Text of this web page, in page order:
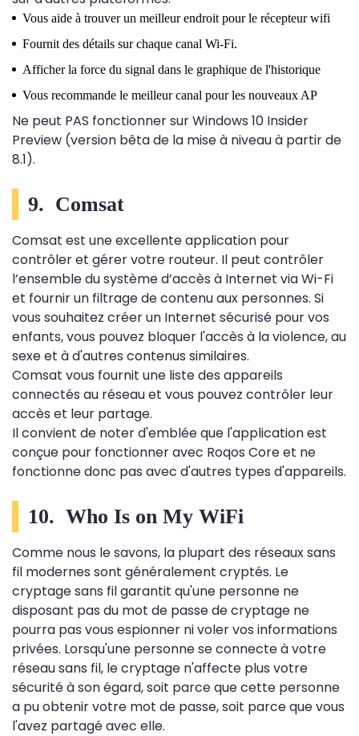
Vous aide à trouver un meilleur endroit pour le récepteur wifi
Fournit des détails sur chaque canal Wi-Fi.
Afficher la force du signal dans le graphique de l'historique
Vous recommande le meilleur canal pour les nouveaux AP
Ne peut PAS fonctionner sur Windows 10 Insider
Preview (version bêta de la mise à niveau à partir de
8.1).
9. Comsat
Comsat est une excellente application pour
contrôler et gérer votre routeur. Il peut contrôler
l’ensemble du système d’accès à Internet via Wi-Fi
et fournir un filtrage de contenu aux personnes. Si
vous souhaitez créer un Internet sécurisé pour vos
enfants, vous pouvez bloquer l'accès à la violence, au
sexe et à d'autres contenus similaires.
Comsat vous fournit une liste des appareils
connectés au réseau et vous pouvez contrôler leur
accès et leur partage.
Il convient de noter d'emblée que l'application est
conçue pour fonctionner avec Roqos Core et ne
fonctionne donc pas avec d'autres types d'appareils.
10. Who Is on My WiFi
Comme nous le savons, la plupart des réseaux sans
fil modernes sont généralement cryptés. Le
cryptage sans fil garantit qu'une personne ne
disposant pas du mot de passe de cryptage ne
pourra pas vous espionner ni voler vos informations
privées. Lorsqu'une personne se connecte à votre
réseau sans fil, le cryptage n'affecte plus votre
sécurité à son égard, soit parce que cette personne
a pu obtenir votre mot de passe, soit parce que vous
l'avez partagé avec elle.